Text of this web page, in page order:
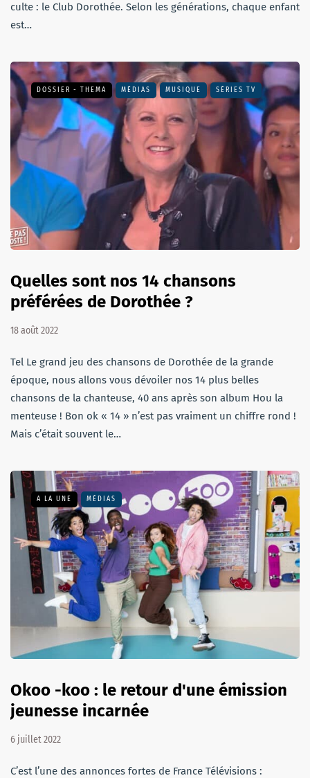
culte : le Club Dorothée. Selon les générations, chaque enfant
est…
DOSSIER - THEMA MÉDIAS MUSIQUE SÉRIES TV
Quelles sont nos 14 chansons
préférées de Dorothée ?
18 août 2022
Tel Le grand jeu des chansons de Dorothée de la grande
époque, nous allons vous dévoiler nos 14 plus belles
chansons de la chanteuse, 40 ans après son album Hou la
menteuse ! Bon ok « 14 » n’est pas vraiment un chiffre rond !
Mais c’était souvent le…
A LA UNE MÉDIAS
Okoo -koo : le retour d'une émission
jeunesse incarnée
6 juillet 2022
C’est l’une des annonces fortes de France Télévisions :